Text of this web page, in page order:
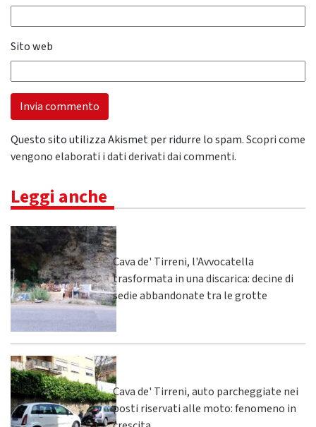
Sito web
Questo sito utilizza Akismet per ridurre lo spam.Scopri come
vengono elaborati i dati derivati dai commenti.
Leggi anche
Cava de' Tirreni, l'Avvocatella
trasformata in una discarica: decine di
sedie abbandonate tra le grotte
Cava de' Tirreni, auto parcheggiate nei
posti riservati alle moto: fenomeno in